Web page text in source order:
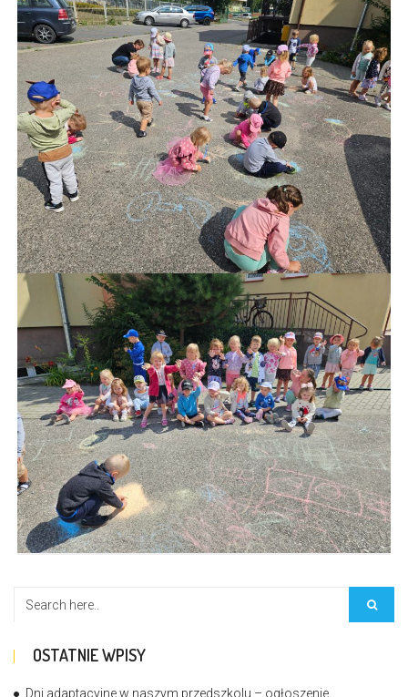
OSTATNIE WPISY
Dni adaptacyjne w naszym przedszkolu – ogłoszenie